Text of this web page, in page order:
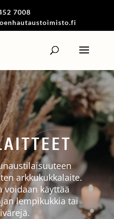
7008
arkkukukkalaite.
voidaan käyttää
lempikukkia tai